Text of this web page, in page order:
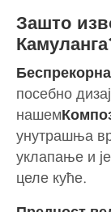
Зашто
посебно
нашем
унутрашња
уклапање и
целе куће.